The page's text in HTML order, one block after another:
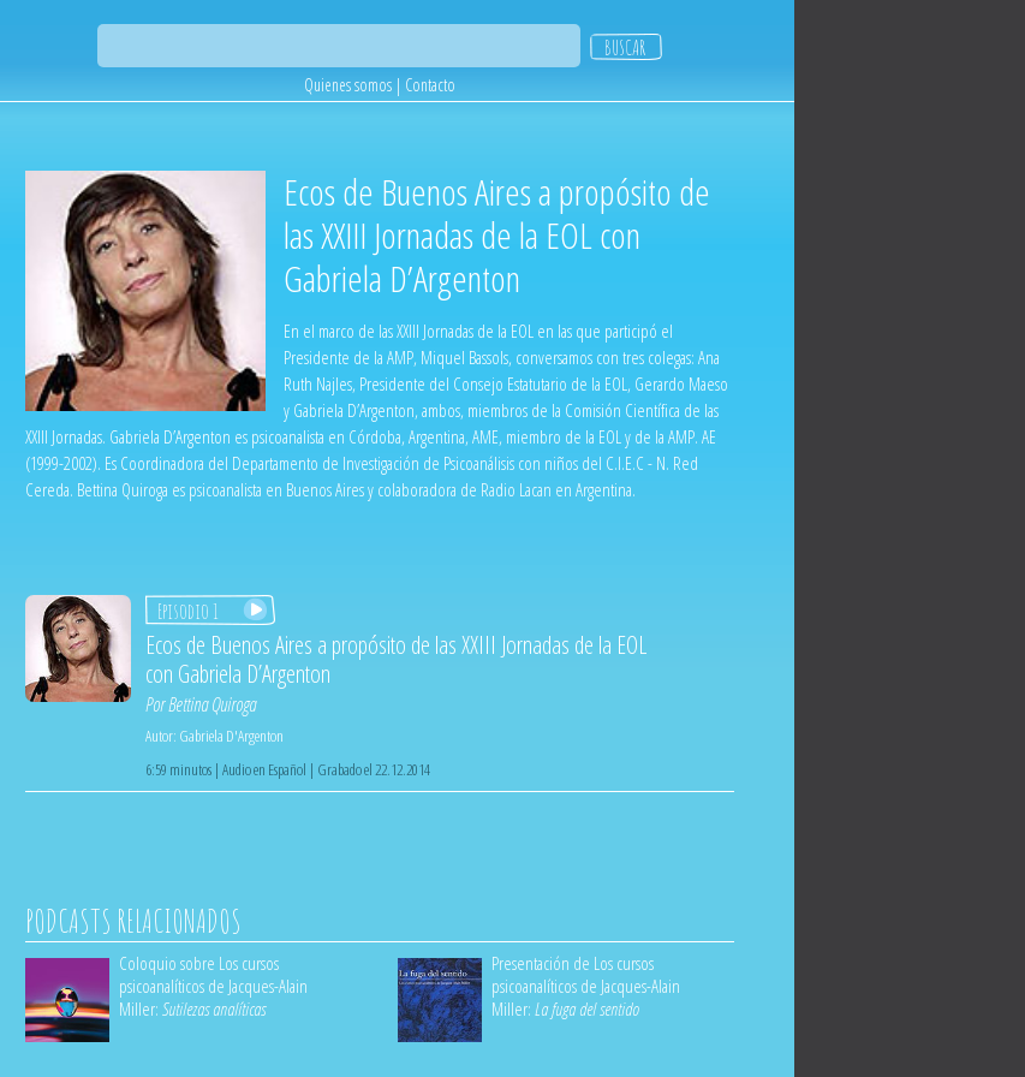
Quienes somos| Contacto
Ecos de Buenos Aires a propósito de
las XXIII Jornadas de la EOL con
Gabriela D’Argenton
En el marco de las XXIII Jornadas de la EOL en las que participó el
Presidente de la AMP, Miquel Bassols, conversamos con tres colegas: Ana
Ruth Najles, Presidente del Consejo Estatutario de la EOL, Gerardo Maeso
y Gabriela D’Argenton, ambos, miembros de la Comisión Científica de las
XXIII Jornadas. Gabriela D’Argenton es psicoanalista en Córdoba, Argentina, AME, miembro de la EOL y de la AMP. AE
(1999-2002). Es Coordinadora del Departamento de Investigación de Psicoanálisis con niños del C.I.E.C - N. Red
Cereda. Bettina Quiroga es psicoanalista en Buenos Aires y colaboradora de Radio Lacan en Argentina.
Episodio 1
Ecos de Buenos Aires a propósito de las XXIII Jornadas de la EOL
con Gabriela D’Argenton
PorBettina Quiroga
Autor: Gabriela D'Argenton
6:59 minutos | Audio en Español | Grabado el 22.12.2014
PODCASTS RELACIONADOS
Coloquio sobre Los cursos
psicoanalíticos de Jacques-Alain
Miller: Sutilezas analíticas
Presentación de Los cursos
psicoanalíticos de Jacques-Alain
Miller:La fuga del sentido